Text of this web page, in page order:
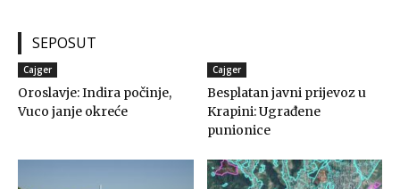
SEPOSUT
Cajger
Oroslavje: Indira počinje,
Vuco janje okreće
Cajger
Besplatan javni prijevoz u
Krapini: Ugrađene
punionice